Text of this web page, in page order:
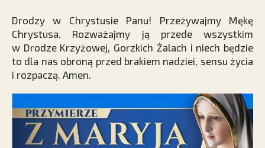
Drodzy w Chrystusie Panu! Przeżywajmy Mękę
Chrystusa. Rozważajmy ją przede wszystkim
w Drodze Krzyżowej, Gorzkich Żalach i niech będzie
to dla nas obroną przed brakiem nadziei, sensu życia
i rozpaczą. Amen.